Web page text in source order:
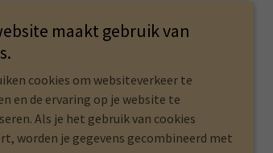
maakt gebruik van
cookies om websiteverkeer te
en de ervaring op je website te
Als je het gebruik van cookies
worden je gegevens gecombineerd met